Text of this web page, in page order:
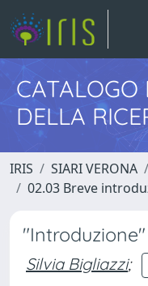
CATALOGO
DELLA
IRIS SIARI VERONA
02.03 Breve
"Introduzione"
Silvia Bigliazzi;